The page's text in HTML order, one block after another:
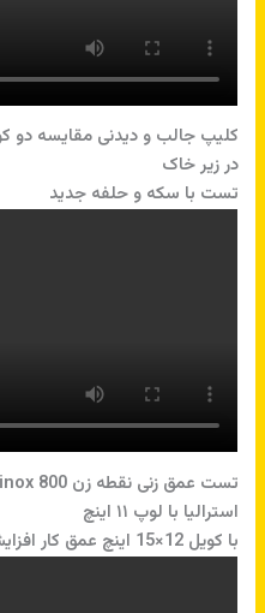
در زیر خاک
تست با سکه و حلفه جدید
استرالیا با لوپ ۱۱ اینچ
با کویل 12×15 اینچ عمق کار افزایش پیدا میکند